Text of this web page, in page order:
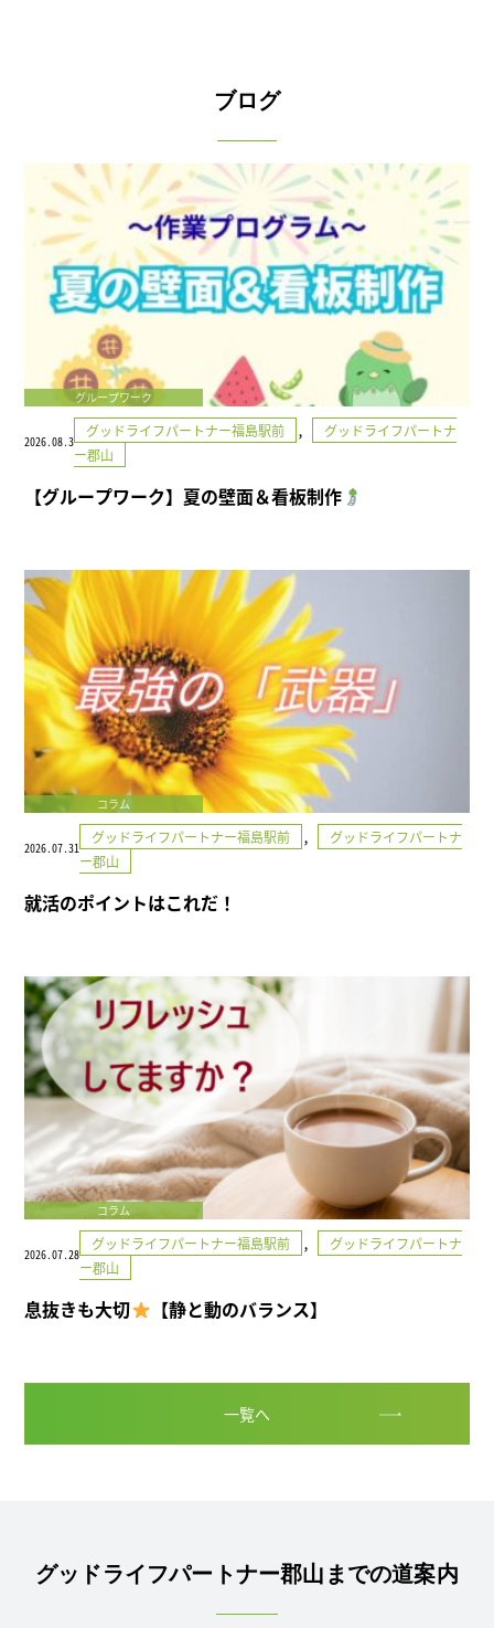
ブログ
グループワーク
2026.08.3
グッドライフパートナー福島駅前 ,
グッドライフパートナ
ー郡山
【グループワーク】夏の壁面＆看板制作
コラム
2026.07.31
グッドライフパートナー福島駅前 ,
グッドライフパートナ
ー郡山
就活のポイントはこれだ！
コラム
2026.07.28
グッドライフパートナー福島駅前 ,
グッドライフパートナ
ー郡山
息抜きも大切 【静と動のバランス】
一覧へ
グッドライフパートナー郡山までの道案内